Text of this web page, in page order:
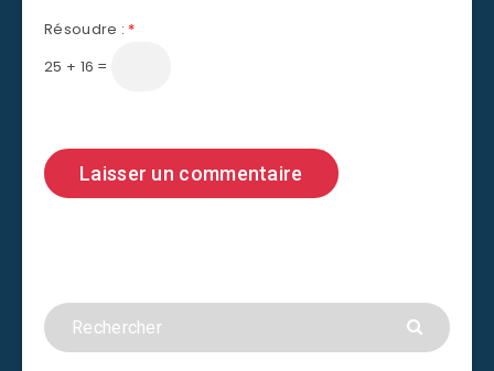
Résoudre : *
25 + 16 =